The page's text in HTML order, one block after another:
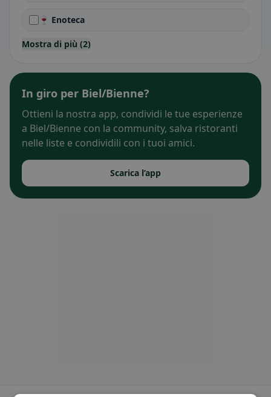
🍷 Enoteca
Mostra di più (2)
In giro per Biel/Bienne?
Ottieni la nostra app, condividi le tue esperienze
a Biel/Bienne con la community, salva ristoranti
nelle liste e condividili con i tuoi amici.
Scarica l’app